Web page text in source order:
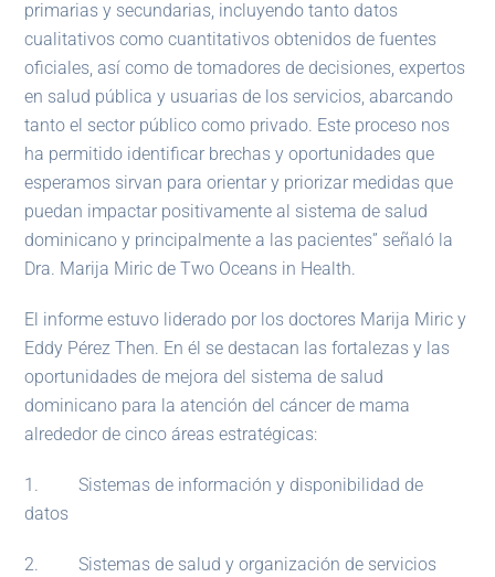
primarias y secundarias, incluyendo tanto datos
cualitativos como cuantitativos obtenidos de fuentes
oficiales, así como de tomadores de decisiones, expertos
en salud pública y usuarias de los servicios, abarcando
tanto el sector público como privado. Este proceso nos
ha permitido identificar brechas y oportunidades que
esperamos sirvan para orientar y priorizar medidas que
puedan impactar positivamente al sistema de salud
dominicano y principalmente a las pacientes” señaló la
Dra. Marija Miric de Two Oceans in Health.
El informe estuvo liderado por los doctores Marija Miric y
Eddy Pérez Then. En él se destacan las fortalezas y las
oportunidades de mejora del sistema de salud
dominicano para la atención del cáncer de mama
alrededor de cinco áreas estratégicas:
1. Sistemas de información y disponibilidad de
datos
2. Sistemas de salud y organización de servicios